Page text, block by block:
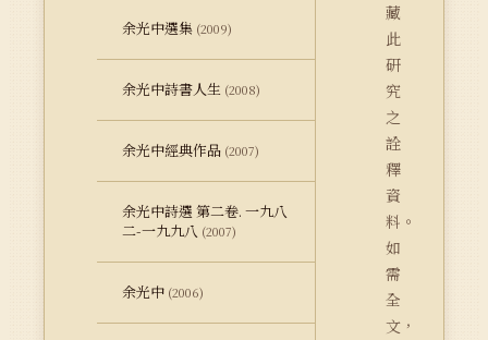
余光中選集 (2009)
余光中詩書人生 (2008)
余光中經典作品 (2007)
余光中詩選 第二卷. 一九八
二-一九九八 (2007)
余光中 (2006)
藏
此
研
究
之
詮
釋
資
料。
如
需
全
文，